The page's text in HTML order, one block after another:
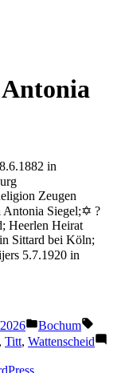
Antonia
in
Zeugen
Antonia Siegel;✡ ?
Heerlen Heirat
Sittard bei Köln;
5.7.1920 in
Veröffentlicht
in
Bochum
, Titt, Wattenscheid